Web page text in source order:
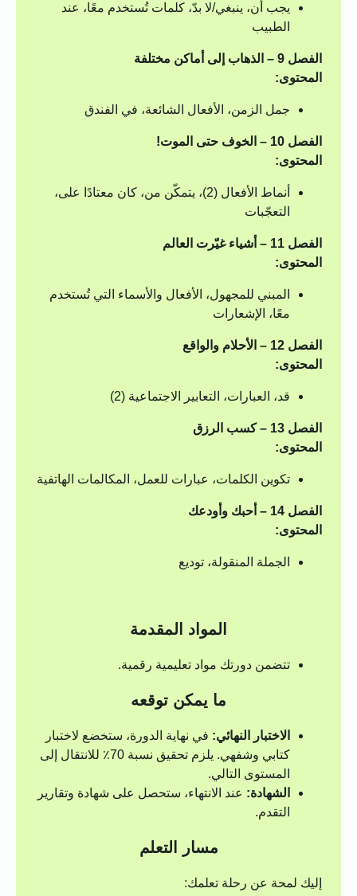
يجب أن، ينبغي/لا بدّ، كلمات تُستخدم معًا، عند
الطبيب
الفصل 9 – الذهاب إلى أماكن مختلفة
المحتوى:
جمل الزمن، الأفعال الشائعة، في الفندق
الفصل 10 – الخوف حتى الموت!
المحتوى:
أنماط الأفعال (2)، يتمكّن من، كان معتادًا على،
التعجّبات
الفصل 11 – أشياء غيّرت العالم
المحتوى:
المبني للمجهول، الأفعال والأسماء التي تُستخدم
معًا، الإشعارات
الفصل 12 – الأحلام والواقع
المحتوى:
قد، العبارات، التعابير الاجتماعية (2)
الفصل 13 – كسب الرزق
المحتوى:
تكوين الكلمات، عبارات للعمل، المكالمات الهاتفية
الفصل 14 – أحبك وأودعك
المحتوى:
الجملة المنقولة، توديع
المواد المقدمة
تتضمن دورتك مواد تعليمية رقمية.
ما يمكن توقعه
الاختبار النهائي: في نهاية الدورة، ستخضع لاختبار
كتابي وشفهي. يلزم تحقيق نسبة 70٪ للانتقال إلى
المستوى التالي.
الشهادة: عند الانتهاء، ستحصل على شهادة وتقارير
التقدم.
مسار التعلم
إليك لمحة عن رحلة تعلمك: